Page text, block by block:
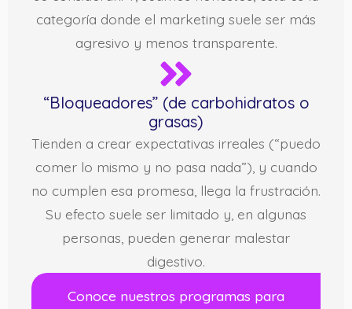
categoría donde el marketing suele ser más
agresivo y menos transparente.
“Bloqueadores” (de carbohidratos o
grasas)
Tienden a crear expectativas irreales (“puedo
comer lo mismo y no pasa nada”), y cuando
no cumplen esa promesa, llega la frustración.
Su efecto suele ser limitado y, en algunas
personas, pueden generar malestar
digestivo.
Conoce nuestros programas para